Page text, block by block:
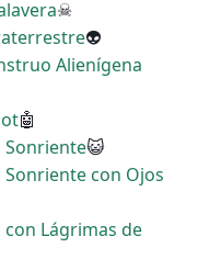
☠
👽
Alienígena
🤖
Sonriente😺
con Ojos
Lágrimas de